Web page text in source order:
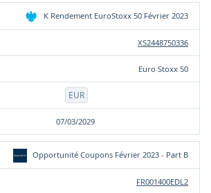
K Rendement EuroStoxx 50 Février 2023
XS2448750336
Euro Stoxx 50
EUR
07/03/2029
Opportunité Coupons Février 2023 - Part B
FR001400EDL2